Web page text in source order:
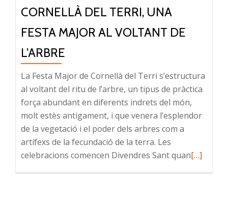
CORNELLÀ DEL TERRI, UNA
FESTA MAJOR AL VOLTANT DE
L’ARBRE
La Festa Major de Cornellà del Terri s’estructura
al voltant del ritu de l’arbre, un tipus de pràctica
força abundant en diferents indrets del món,
molt estès antigament, i que venera l’esplendor
de la vegetació i el poder dels arbres com a
artífexs de la fecundació de la terra. Les
celebracions comencen Divendres Sant quanRead
[…]